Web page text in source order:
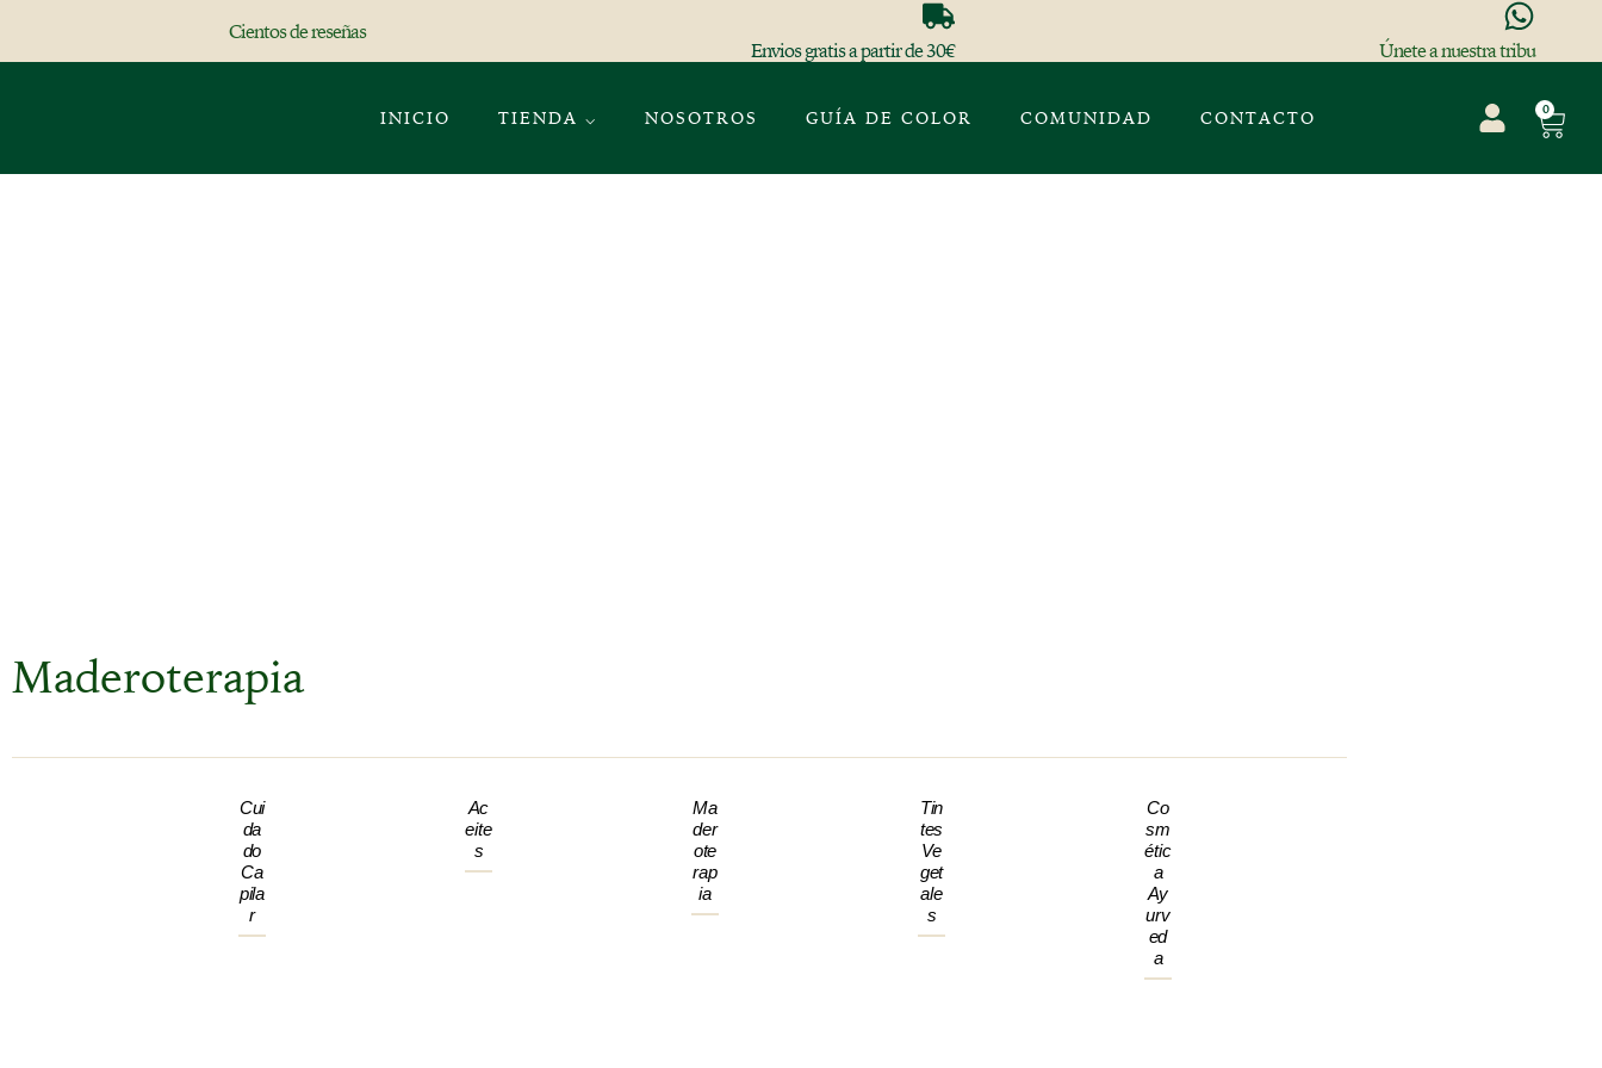
Cientos de reseñas
Envios gratis a partir de 30€
Únete a nuestra tribu
INICIO TIENDA ⌵ NOSOTROS GUÍA DE COLOR COMUNIDAD CONTACTO 0
Maderoterapia
Cui
Da
Do
Ca
Pila
R
Ac
Eite
S
Ma
Der
Ote
Rap
Ia
Tin
Tes
Ve
Get
Ale
S
Co
Sm
Étic
A
Ay
Urv
Ed
A